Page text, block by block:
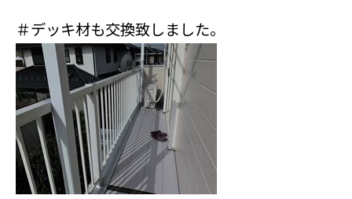
＃デッキ材も交換致しました。